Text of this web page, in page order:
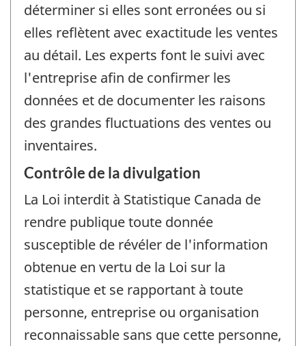
déterminer si elles sont erronées ou si
elles reflètent avec exactitude les ventes
au détail. Les experts font le suivi avec
l'entreprise afin de confirmer les
données et de documenter les raisons
des grandes fluctuations des ventes ou
inventaires.
Contrôle de la divulgation
La Loi interdit à Statistique Canada de
rendre publique toute donnée
susceptible de révéler de l'information
obtenue en vertu de la Loi sur la
statistique et se rapportant à toute
personne, entreprise ou organisation
reconnaissable sans que cette personne,